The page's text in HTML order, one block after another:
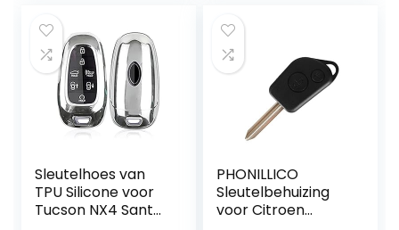
Q50 Keyless 360 °
Waterbestendig
Bescherm met
Fluorescentie (A,
Matte kleur)
Sleutelhoes van
TPU Silicone voor
Tucson NX4 Santa
PHONILLICO
Sleutelbehuizing
voor Citroen